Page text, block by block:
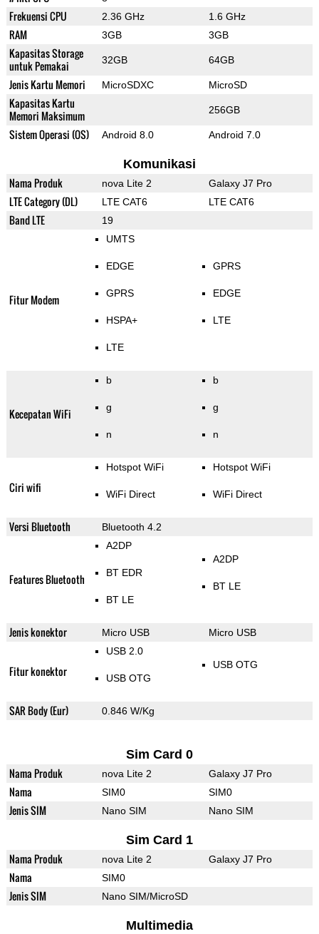
Frekuensi CPU 2.36 GHz 1.6 GHz
RAM 3GB 3GB
Kapasitas Storage
untuk Pemakai
32GB 64GB
Jenis Kartu Memori MicroSDXC MicroSD
Kapasitas Kartu
Memori Maksimum
256GB
Sistem Operasi (OS) Android 8.0 Android 7.0
Komunikasi
Nama Produk nova Lite 2 Galaxy J7 Pro
LTE Category (DL) LTE CAT6 LTE CAT6
Band LTE 19
Fitur Modem
UMTS
EDGE
GPRS
HSPA+
LTE
GPRS
EDGE
LTE
Kecepatan WiFi
b
g
n
b
g
n
Ciri wifi
Hotspot WiFi
WiFi Direct
Hotspot WiFi
WiFi Direct
Versi Bluetooth Bluetooth 4.2
Features Bluetooth
A2DP
BT EDR
BT LE
A2DP
BT LE
Jenis konektor Micro USB Micro USB
Fitur konektor
USB 2.0
USB OTG
USB OTG
SAR Body (Eur) 0.846 W/Kg
Sim Card 0
Nama Produk nova Lite 2 Galaxy J7 Pro
Nama SIM0 SIM0
Jenis SIM Nano SIM Nano SIM
Sim Card 1
Nama Produk nova Lite 2 Galaxy J7 Pro
Nama SIM0
Jenis SIM Nano SIM/MicroSD
Multimedia